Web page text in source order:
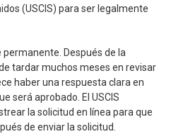
(USCIS) para ser legalmente
Después de la
tardar muchos meses en revisar
haber una respuesta clara en
será aprobado. El USCIS
la solicitud en línea para que
de enviar la solicitud.